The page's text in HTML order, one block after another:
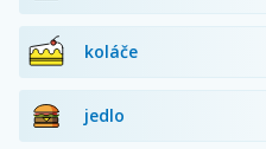
koláče
jedlo